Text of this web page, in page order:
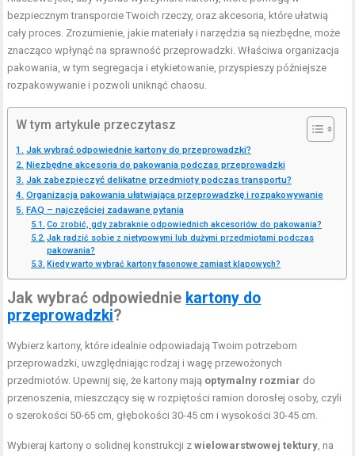
bezpiecznym transporcie Twoich rzeczy, oraz akcesoria, które ułatwią
cały proces. Zrozumienie, jakie materiały i narzędzia są niezbędne, może
znacząco wpłynąć na sprawność przeprowadzki. Właściwa organizacja
pakowania, w tym segregacja i etykietowanie, przyspieszy późniejsze
rozpakowywanie i pozwoli uniknąć chaosu.
W tym artykule przeczytasz
Jak wybrać odpowiednie kartony do przeprowadzki?
Niezbędne akcesoria do pakowania podczas przeprowadzki
Jak zabezpieczyć delikatne przedmioty podczas transportu?
Organizacja pakowania ułatwiająca przeprowadzkę i rozpakowywanie
FAQ – najczęściej zadawane pytania
Co zrobić, gdy zabraknie odpowiednich akcesoriów do pakowania?
Jak radzić sobie z nietypowymi lub dużymi przedmiotami podczas
pakowania?
Kiedy warto wybrać kartony fasonowe zamiast klapowych?
Jak wybrać odpowiednie kartony do
przeprowadzki?
Wybierz kartony, które idealnie odpowiadają Twoim potrzebom
przeprowadzki, uwzględniając rodzaj i wagę przewożonych
przedmiotów. Upewnij się, że kartony mają optymalny rozmiar do
przenoszenia, mieszczący się w rozpiętości ramion dorosłej osoby, czyli
o szerokości 50-65 cm, głębokości 30-45 cm i wysokości 30-45 cm.
Wybieraj kartony o solidnej konstrukcji zwielowarstwowej tektury, na